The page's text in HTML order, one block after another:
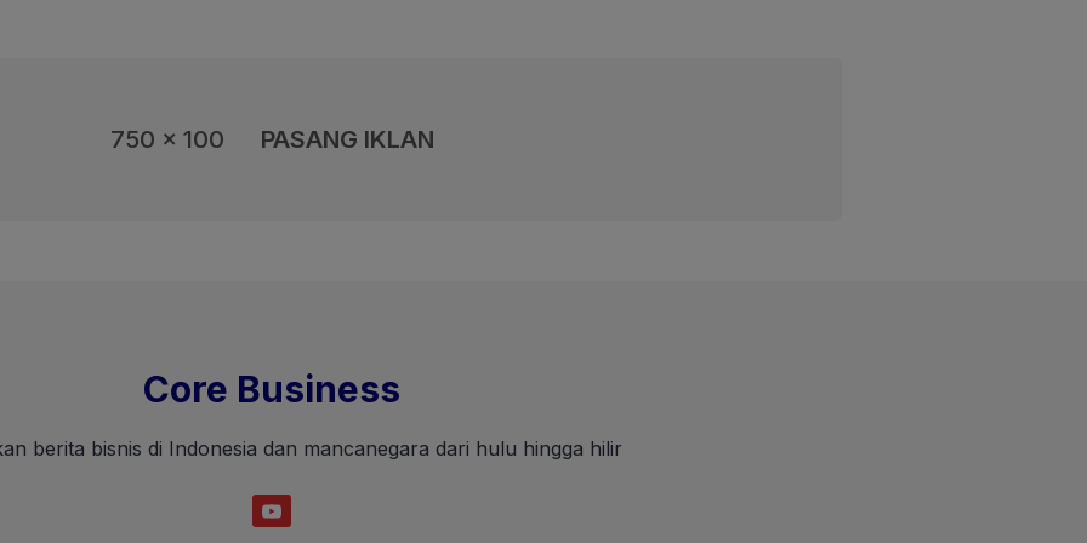
750 x 100 PASANG IKLAN
Core Business
berita bisnis di Indonesia dan mancanegara dari hulu hingga hilir